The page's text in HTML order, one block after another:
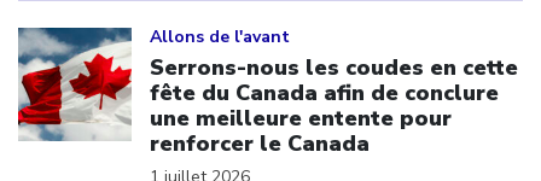
Allons de l'avant
Serrons-nous les coudes en cette
fête du Canada afin de conclure
une meilleure entente pour
renforcer le Canada